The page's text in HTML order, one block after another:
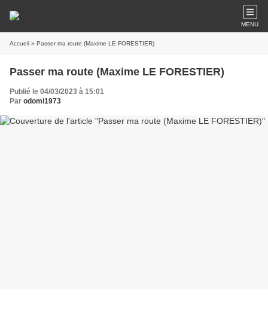
MENU
Accueil » Passer ma route (Maxime LE FORESTIER)
Passer ma route (Maxime LE FORESTIER)
Publié le 04/03/2023 à 15:01
Par odomi1973